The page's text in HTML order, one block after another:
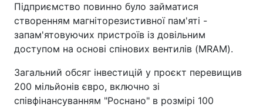
Підприємство повинно було займатися
створенням магніторезистивної пам'яті -
запам'ятовуючих пристроїв із довільним
доступом на основі спінових вентилів (MRAM).
Загальний обсяг інвестицій у проєкт перевищив
200 мільйонів євро, включно зі
співфінансуванням "Роснано" в розмірі 100